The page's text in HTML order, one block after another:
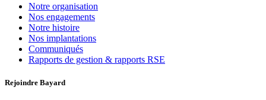
Notre organisation
Nos engagements
Notre histoire
Nos implantations
Communiqués
Rapports de gestion & rapports RSE
Rejoindre Bayard